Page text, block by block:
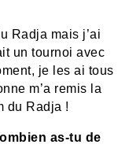
Radja mais j’ai
un tournoi avec
je les ai tous
m’a remis la
du Radja !
as-tu de